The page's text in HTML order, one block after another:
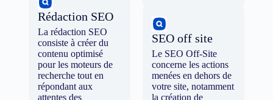
Rédaction SEO
La rédaction SEO
consiste à créer du
contenu optimisé
pour les moteurs de
recherche tout en
répondant aux
attentes des
SEO off site
Le SEO Off-Site
concerne les actions
menées en dehors de
votre site, notamment
la création de